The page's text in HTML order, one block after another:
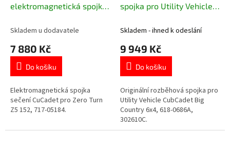
elektromagnetická spojka
717-05184
Skladem u dodavatele
7 880 Kč
Do košíku
Elektromagnetická spojka
sečení CuCadet pro Zero Turn
Z5 152, 717-05184.
spojka pro Utility Vehicle
0686A, 302610C
Skladem - ihned k odeslání
9 949 Kč
Do košíku
Originální rozběhová spojka pro
Utility Vehicle CubCadet Big
Country 6x4, 618-0686A,
302610C.